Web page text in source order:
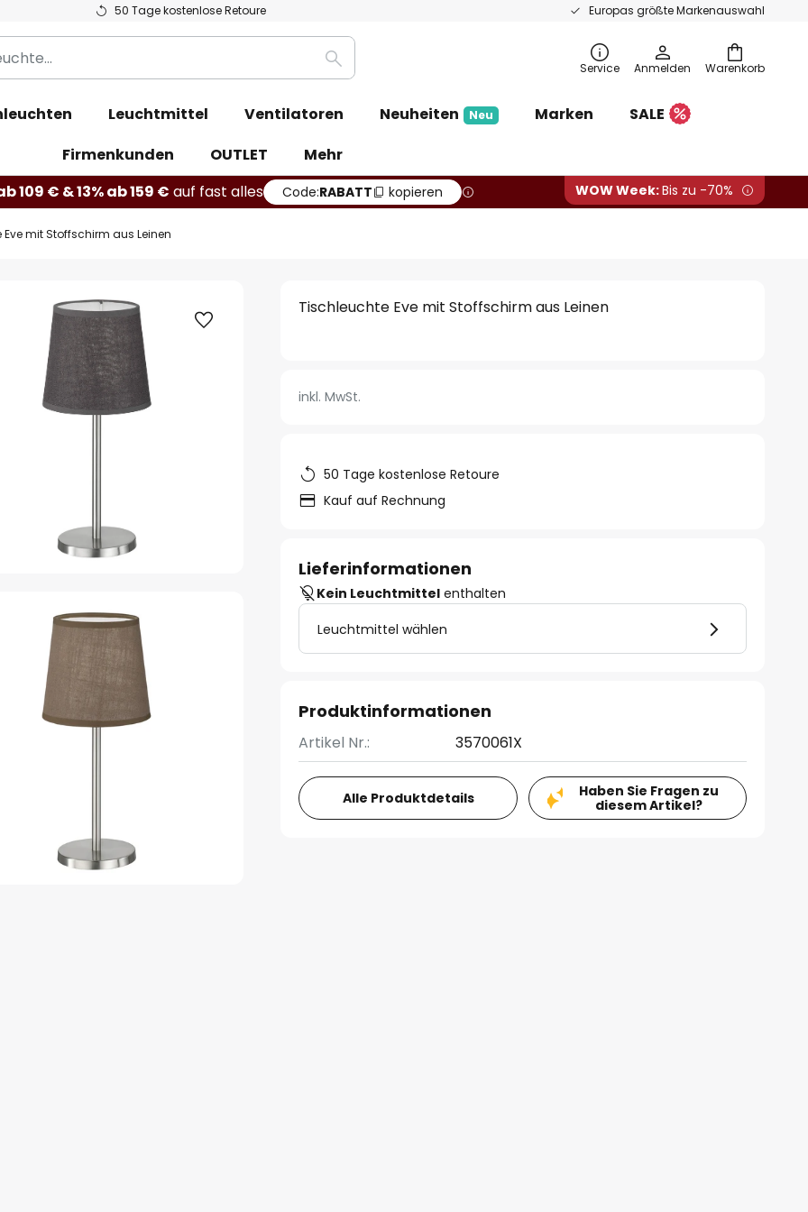
50 Tage kostenlose Retoure Europas größte Markenauswahl
Warenkorb
Suche Service Anmelden
Leuchtmittel Ventilatoren Neuheiten Neu Marken
SALE
Firmenkunden
OUTLET
Mehr
109 € & 13% ab 159 € auf fast alles Code:RABATT kopieren WOW Week:Bis zu -70%
mit Stoffschirm aus Leinen
Tischleuchte Eve mit Stoffschirm aus Leinen
inkl. MwSt.
50 Tage kostenlose Retoure
Kauf auf Rechnung
Lieferinformationen
Kein Leuchtmittel enthalten
Leuchtmittel wählen
Produktinformationen
Artikel Nr.: 3570061X
Alle Produktdetails
Haben Sie Fragen zu
diesem Artikel?